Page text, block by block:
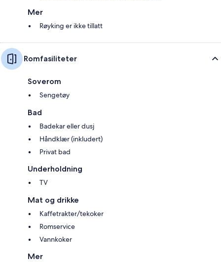
Mer
Røyking er ikke tillatt
Romfasiliteter
Soverom
Sengetøy
Bad
Badekar eller dusj
Håndklær (inkludert)
Privat bad
Underholdning
TV
Mat og drikke
Kaffetrakter/tekoker
Romservice
Vannkoker
Mer